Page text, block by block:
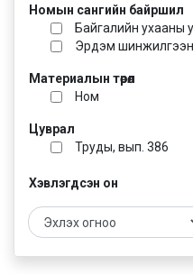
Номын сангийн байршил
Байгалийн ухааны
Эрдэм
Материалын төрөл
Ном
Цуврал
Труды, вып. 386
Хэвлэгдсэн он